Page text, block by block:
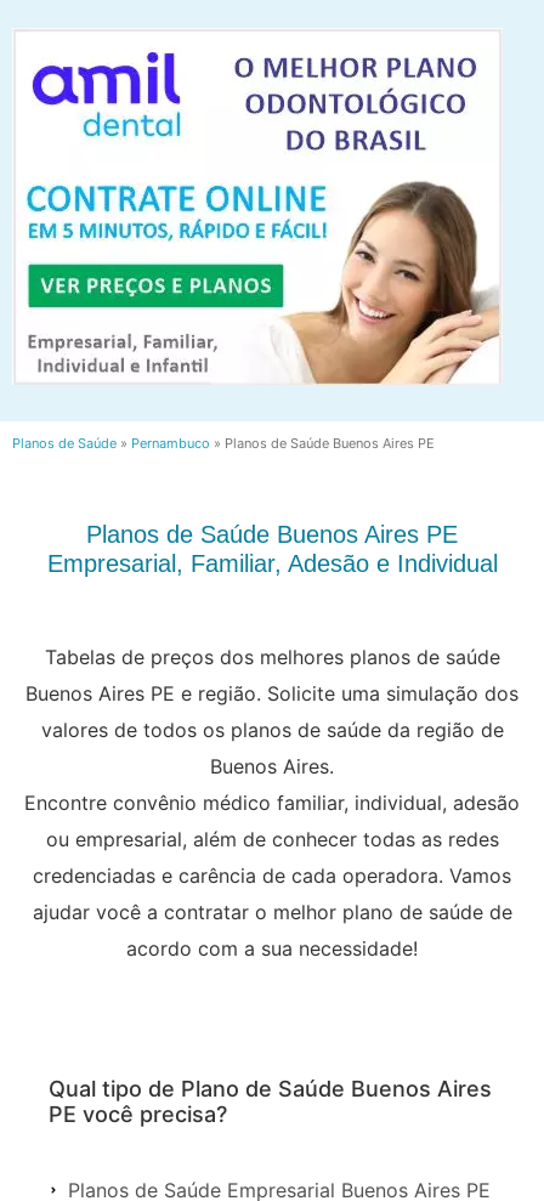
Planos de Saúde » Pernambuco » Planos de Saúde Buenos Aires PE
Planos de Saúde Buenos Aires PE
Empresarial, Familiar, Adesão e Individual
Tabelas de preços dos melhores planos de saúde
Buenos Aires PE e região. Solicite uma simulação dos
valores de todos os planos de saúde da região de
Buenos Aires.
Encontre convênio médico familiar, individual, adesão
ou empresarial, além de conhecer todas as redes
credenciadas e carência de cada operadora. Vamos
ajudar você a contratar o melhor plano de saúde de
acordo com a sua necessidade!
Qual tipo de Plano de Saúde Buenos Aires
PE você precisa?
Planos de Saúde Empresarial Buenos Aires PE